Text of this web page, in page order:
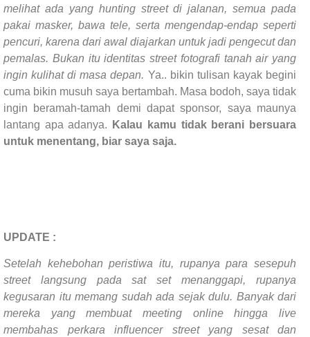
melihat ada yang hunting street di jalanan, semua pada
pakai masker, bawa tele, serta mengendap-endap seperti
pencuri, karena dari awal diajarkan untuk jadi pengecut dan
pemalas. Bukan itu identitas street fotografi tanah air yang
ingin kulihat di masa depan. Ya.. bikin tulisan kayak begini
cuma bikin musuh saya bertambah. Masa bodoh, saya tidak
ingin beramah-tamah demi dapat sponsor, saya maunya
lantang apa adanya.
Kalau kamu tidak berani bersuara
untuk menentang, biar saya saja.
UPDATE :
Setelah kehebohan peristiwa itu, rupanya para sesepuh
street langsung pada sat set menanggapi, rupanya
kegusaran itu memang sudah ada sejak dulu. Banyak dari
mereka yang membuat meeting online hingga live
membahas perkara influencer street yang sesat dan